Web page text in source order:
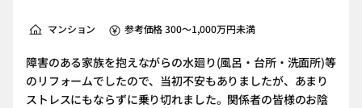
マンション 参考価格 300～1,000万円未満
障害のある家族を抱えながらの水廻り(風呂・台所・洗面所)等
のリフォームでしたので、当初不安もありましたが、あまり
ストレスにもならずに乗り切れました。関係者の皆様のお陰